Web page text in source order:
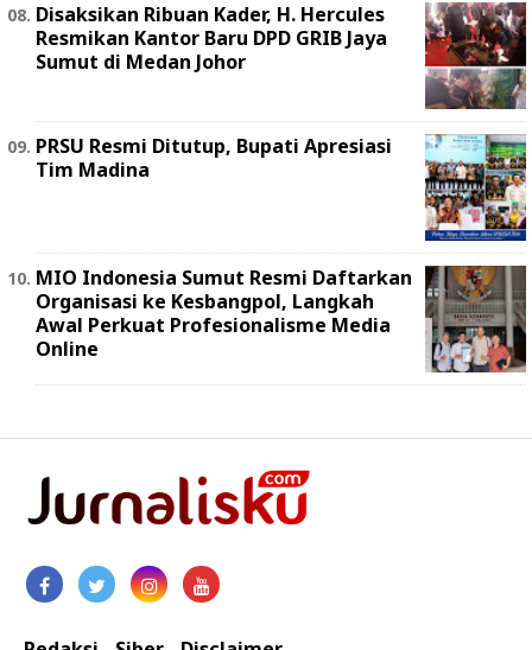
Disaksikan Ribuan Kader, H. Hercules
Resmikan Kantor Baru DPD GRIB Jaya
Sumut di Medan Johor
PRSU Resmi Ditutup, Bupati Apresiasi
Tim Madina
MIO Indonesia Sumut Resmi Daftarkan
Organisasi ke Kesbangpol, Langkah
Awal Perkuat Profesionalisme Media
Online